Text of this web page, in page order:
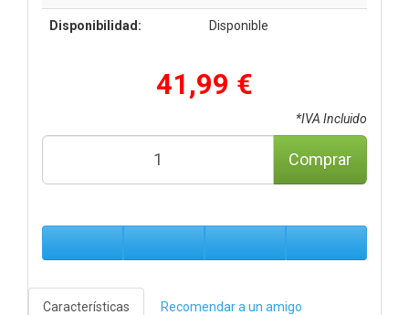
Disponibilidad: Disponible
41,99 €
*IVA Incluido
Comprar
Características Recomendar a un amigo